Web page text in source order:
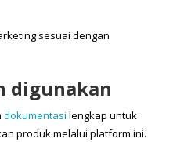
sesuai dengan
digunakan
dokumentasi lengkap untuk
produk melalui platform ini.